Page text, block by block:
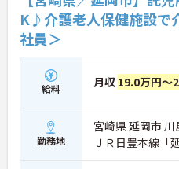
K♪介護老人保健施設で
社員＞
給料 月収 19.0万円～
勤務地
宮崎県 延岡市
ＪＲ日豊本線「